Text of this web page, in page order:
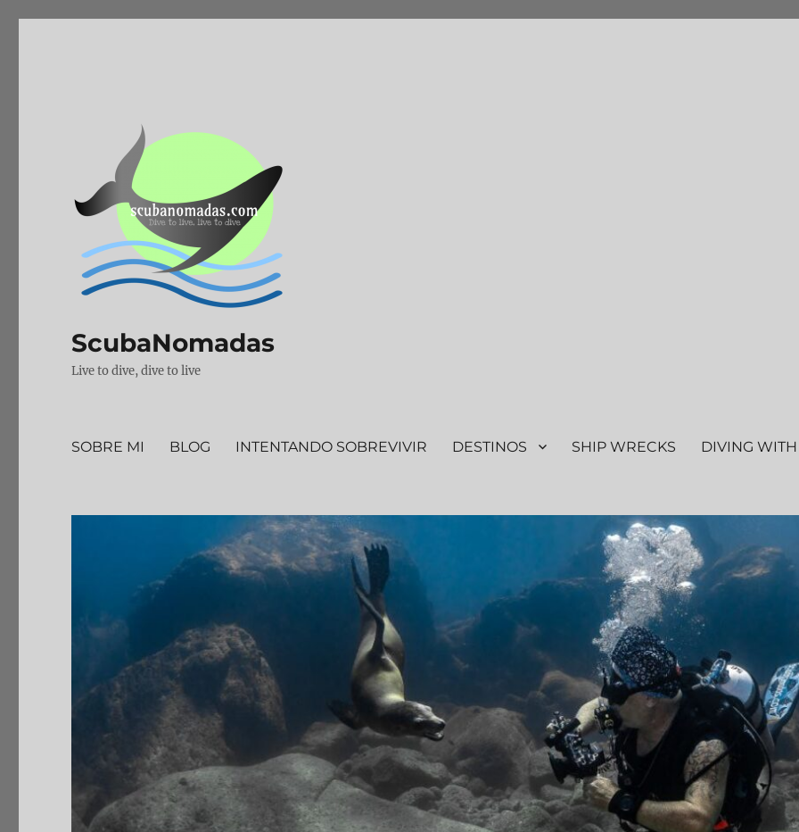
ScubaNomadas
Live to dive, dive to live
SOBRE MI BLOG INTENTANDO SOBREVIVIR DESTINOS SHIP WRECKS DIVING WITH